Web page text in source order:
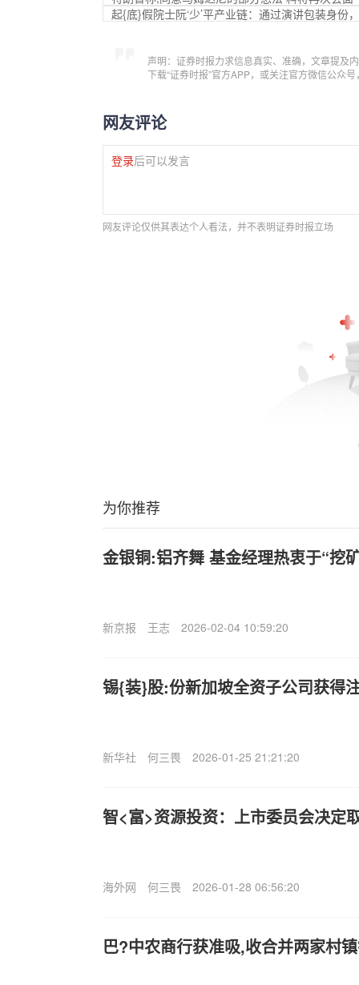
起{底}假院士阮‘少’平产业链：通过演讲包装身份
声明：证券时报力求信息真实、准确，文章提及
下载“证券时报”官方APP，或关注官方微信公众
网友评论
登录后可以发言
网友评论仅供其表达个人看法，并不表明证券时报立场
为你推荐
金银铜:铝齐舞 基金经理热衷于“挖
新京报 王志 2026-02-04 10:59:20
锡{装}股:份新加坡全资子公司获得
新华社 何三畏 2026-01-25 21:21:20
智<富>资源投资：上市委员会决定
海外网 何三畏 2026-01-28 06:56:20
巴?中农商行获准吸,收合并两家村